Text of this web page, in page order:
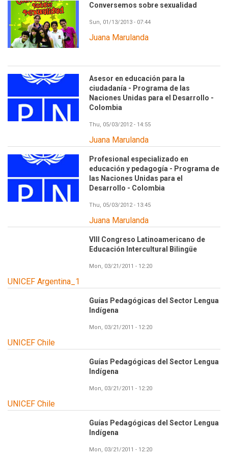
Conversemos sobre sexualidad
Sun, 01/13/2013 - 07:44
Juana Marulanda
Image
Asesor en educación para la
ciudadanía - Programa de las
Naciones Unidas para el Desarrollo -
Colombia
Thu, 05/03/2012 - 14:55
Juana Marulanda
Image
Profesional especializado en
educación y pedagogía - Programa de
las Naciones Unidas para el
Desarrollo - Colombia
Thu, 05/03/2012 - 13:45
Juana Marulanda
VIII Congreso Latinoamericano de
Educación Intercultural Bilingüe
Mon, 03/21/2011 - 12:20
UNICEF Argentina_1
Guías Pedagógicas del Sector Lengua
Indígena
Mon, 03/21/2011 - 12:20
UNICEF Chile
Guías Pedagógicas del Sector Lengua
Indígena
Mon, 03/21/2011 - 12:20
UNICEF Chile
Guías Pedagógicas del Sector Lengua
Indígena
Mon, 03/21/2011 - 12:20